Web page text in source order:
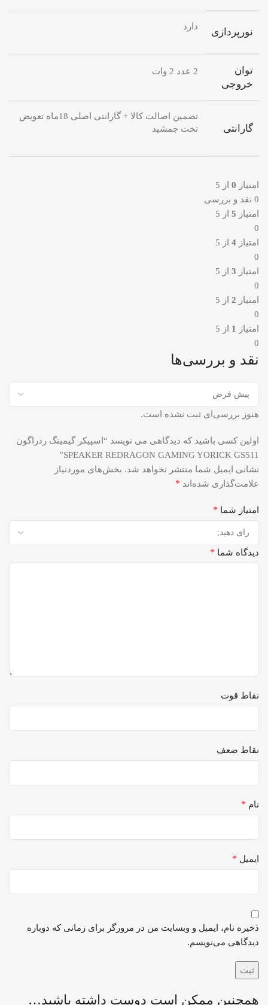
نورپردازی دارد
توان
خروجی
2 عدد 2 وات
گارانتی
تضمین اصالت کالا + گارانتی اصلی 18ماه تعویض
تخت جمشید
امتیاز 0 از 5
0 نقد و بررسی
امتیاز 5 از 5
0
امتیاز 4 از 5
0
امتیاز 3 از 5
0
امتیاز 2 از 5
0
امتیاز
1 از 5
0
نقد و بررسی‌ها
هنوز بررسی‌ای ثبت نشده است.
اولین کسی باشید که دیدگاهی می نویسد “اسپیکر گیمینگ ردراگون
SPEAKER REDRAGON GAMING YORICK GS511”
نشانی ایمیل شما منتشر نخواهد شد. بخش‌های موردنیاز
علامت‌گذاری شده‌اند *
امتیاز شما *
دیدگاه شما *
نقاط قوت
نقاط ضعف
نام *
ایمیل *
ذخیره نام، ایمیل و وبسایت من در مرورگر برای زمانی که دوباره
دیدگاهی می‌نویسم.
همچنین ممکن است دوست داشته باشید…